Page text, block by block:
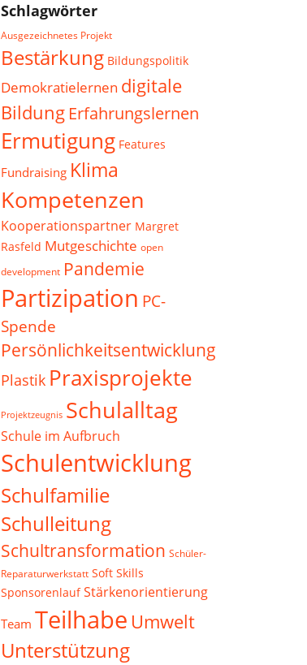
Schlagwörter
Ausgezeichnetes Projekt
Bestärkung Bildungspolitik
Demokratielernen digitale
Bildung Erfahrungslernen
Ermutigung Features
Fundraising Klima
Kompetenzen
Kooperationspartner Margret
Rasfeld Mutgeschichte open
development Pandemie
Partizipation PC-
Spende
Persönlichkeitsentwicklung
Plastik Praxisprojekte
Projektzeugnis Schulalltag
Schule im Aufbruch
Schulentwicklung
Schulfamilie
Schulleitung
Schultransformation Schüler-
Reparaturwerkstatt Soft Skills
Sponsorenlauf Stärkenorientierung
Team Teilhabe Umwelt
Unterstützung